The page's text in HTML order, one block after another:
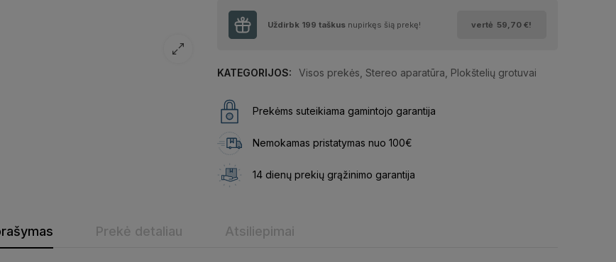
Uždirbk 199 taškus nupirkęs šią prekę! vertė 59,70 €!
KATEGORIJOS: Visos prekės Stereo aparatūra Plokštelių grotuvai
Prekėms suteikiama gamintojo garantija
Nemokamas pristatymas nuo 100€
14 dienų prekių grąžinimo garantija
Prekė detaliau Atsiliepimai